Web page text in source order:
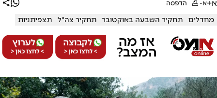
א+א- הדפסה
מחדלים תחקיר השבעה באוקטובר תחקיר צה"ל תצפיתניות